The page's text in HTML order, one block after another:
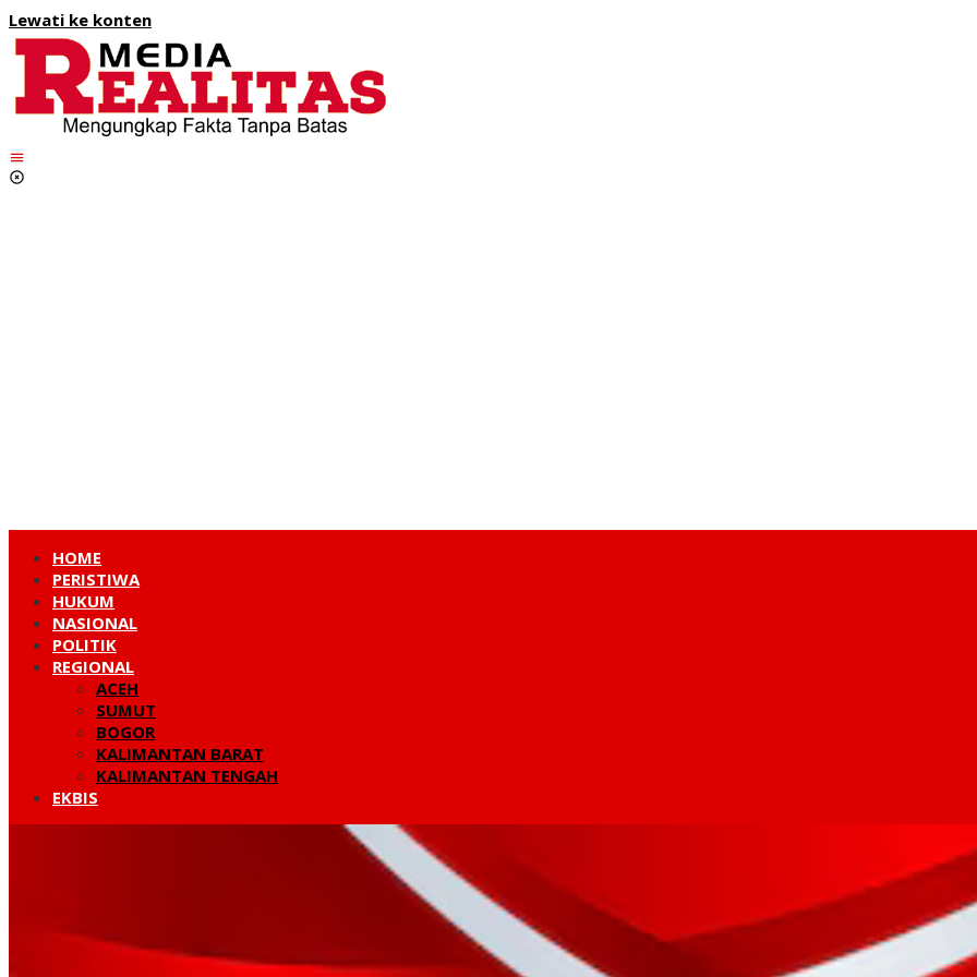
Lewati ke konten
HOME
PERISTIWA
HUKUM
NASIONAL
POLITIK
REGIONAL
ACEH
SUMUT
BOGOR
KALIMANTAN BARAT
KALIMANTAN TENGAH
EKBIS